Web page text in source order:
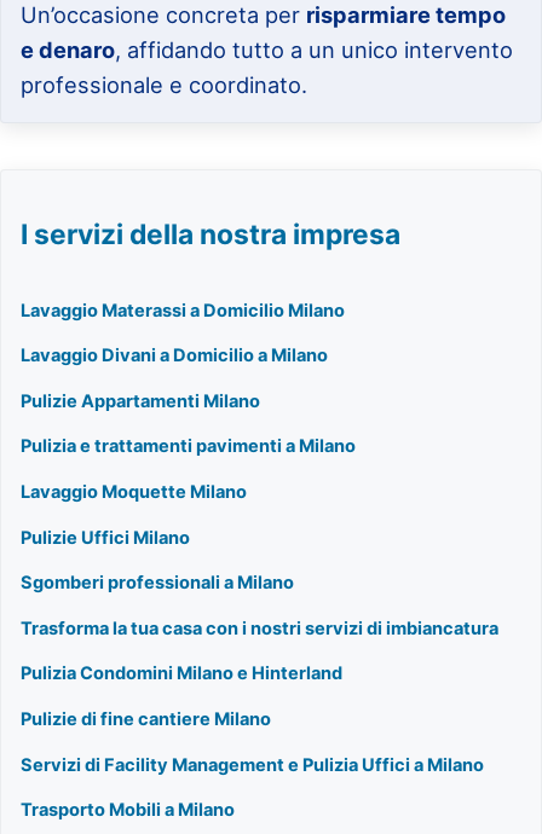
Un’occasione concreta per risparmiare tempo
e denaro, affidando tutto a un unico intervento
professionale e coordinato.
I servizi della nostra impresa
Lavaggio Materassi a Domicilio Milano
Lavaggio Divani a Domicilio a Milano
Pulizie Appartamenti Milano
Pulizia e trattamenti pavimenti a Milano
Lavaggio Moquette Milano
Pulizie Uffici Milano
Sgomberi professionali a Milano
Trasforma la tua casa con i nostri servizi di imbiancatura
Pulizia Condomini Milano e Hinterland
Pulizie di fine cantiere Milano
Servizi di Facility Management e Pulizia Uffici a Milano
Trasporto Mobili a Milano